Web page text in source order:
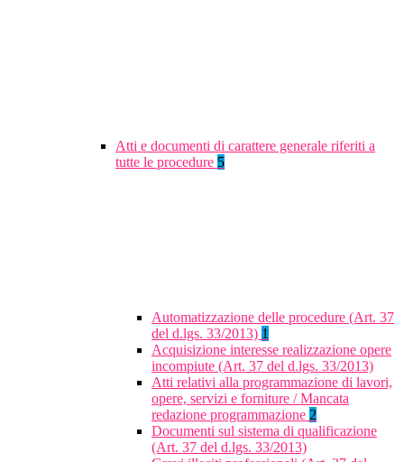
Atti e documenti di carattere generale riferiti a
tutte le procedure 5
Automatizzazione delle procedure (Art. 37
del d.lgs. 33/2013) 1
Acquisizione interesse realizzazione opere
incompiute (Art. 37 del d.lgs. 33/2013)
Atti relativi alla programmazione di lavori,
opere, servizi e forniture / Mancata
redazione programmazione 2
Documenti sul sistema di qualificazione
(Art. 37 del d.lgs. 33/2013)